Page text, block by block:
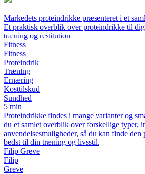
Markedets proteindrikke præsenteret i et
Et praktisk overblik over proteindrikke til
træning og restitution
Fitness
Fitness
Proteindrik
Træning
Ernæring
Kosttilskud
Sundhed
5 min
Proteindrikke findes i mange varianter og
du et samlet overblik over forskellige typer,
anvendelsesmuligheder, så du kan finde den
bedst til din træning og livsstil.
Filip Greve
Filip
Greve